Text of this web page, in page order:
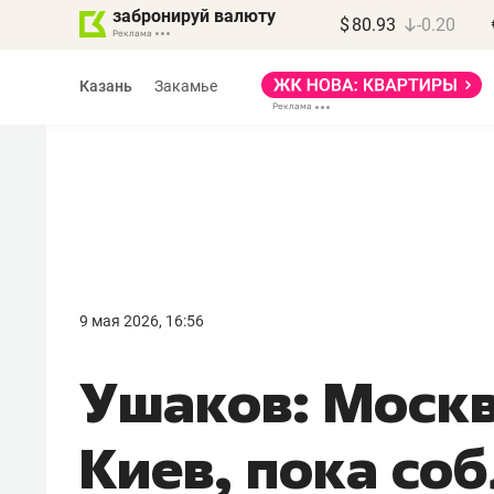
забронируй валюту $ 80.93 -0.20
Казань Закамье
9 мая 2026, 16:56
Ушаков:
Киев, пока
девелопера – найти
правильный продукт»
Девелопер из топ-10*
Башкортостана входит в Татарстан